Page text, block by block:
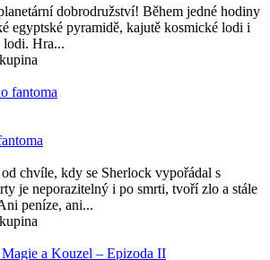
dobrodružství! Během jedné hodiny
egyptské pyramidě, kajutě kosmické lodi i
lodi. Hra...
chvíle, kdy se Sherlock vypořádal s
je neporazitelný i po smrti, tvoří zlo a stále
peníze, ani...